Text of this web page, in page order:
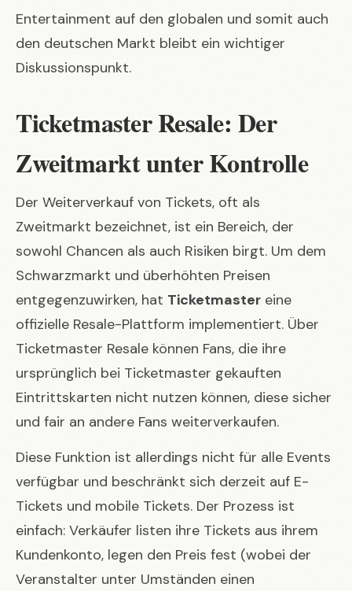
Entertainment auf den globalen und somit auch
den deutschen Markt bleibt ein wichtiger
Diskussionspunkt.
Ticketmaster Resale: Der
Zweitmarkt unter Kontrolle
Der Weiterverkauf von Tickets, oft als
Zweitmarkt bezeichnet, ist ein Bereich, der
sowohl Chancen als auch Risiken birgt. Um dem
Schwarzmarkt und überhöhten Preisen
entgegenzuwirken, hat Ticketmaster eine
offizielle Resale-Plattform implementiert. Über
Ticketmaster Resale können Fans, die ihre
ursprünglich bei Ticketmaster gekauften
Eintrittskarten nicht nutzen können, diese sicher
und fair an andere Fans weiterverkaufen.
Diese Funktion ist allerdings nicht für alle Events
verfügbar und beschränkt sich derzeit auf E-
Tickets und mobile Tickets. Der Prozess ist
einfach: Verkäufer listen ihre Tickets aus ihrem
Kundenkonto, legen den Preis fest (wobei der
Veranstalter unter Umständen einen